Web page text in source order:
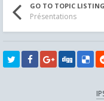
GO TO TOPIC LISTING
Présentations